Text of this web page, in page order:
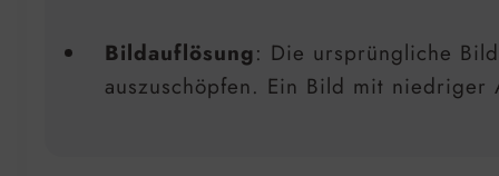
Bildauflösung: Die ursprüngliche
auszuschöpfen. Ein Bild mit niedriger